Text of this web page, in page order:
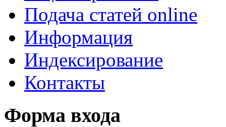
Подача статей online
Информация
Индексирование
Контакты
Форма входа